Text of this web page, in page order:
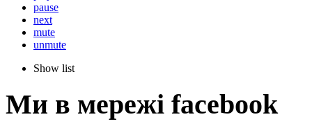
pause
next
mute
unmute
Show list
Ми в мережі facebook